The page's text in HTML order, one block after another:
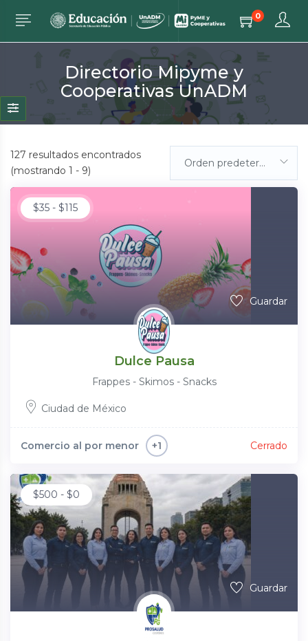
0
Directorio Mipyme y
Cooperativas UnADM
127 resultados encontrados
(mostrando 1 - 9)
Orden predeterminada
$35 - $115
Guardar
Dulce Pausa
Frappes - Skimos - Snacks
Ciudad de México
Comercio al por menor +1 Cerrado
$500 - $0
Guardar